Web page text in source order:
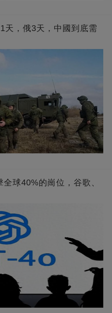
天，俄3天，中國到底需
球40%的崗位，谷歌、